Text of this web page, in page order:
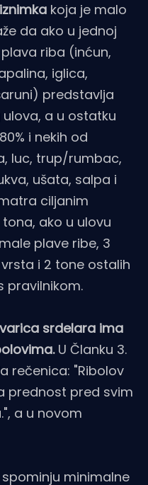
iznimka koja je malo
da ako u jednoj
riba (inćun,
iglica,
predstavlja
a u ostatku
i nekih od
luc, trup/rumbac,
ušata, salpa i
ciljanim
ako u ulovu
plave ribe, 3
i 2 tone ostalih
pravilnikom.
srdelara ima
U Članku 3.
rečenica: "Ribolov
prednost pred svim
a u novom
minimalne